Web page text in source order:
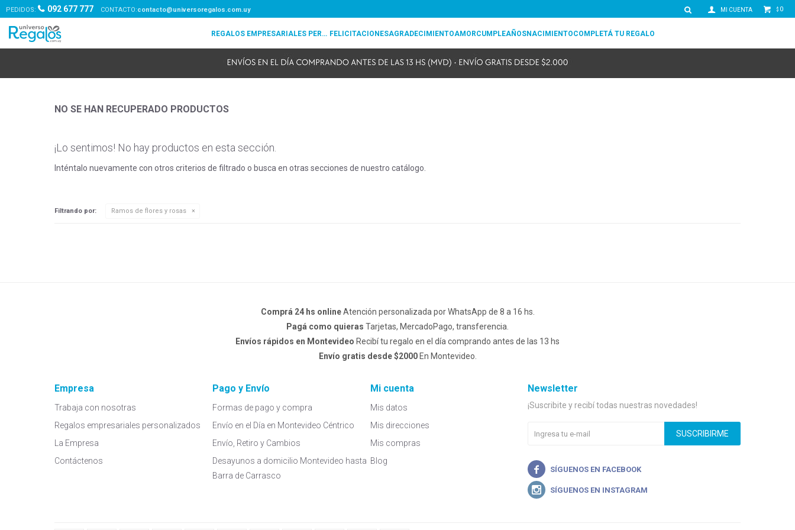
REGALOS EMPRESARIALES PERSONALIZADOS FELICITACIONESAGRADECIMIENTOAMORCUMPLEAÑOSNACIMIENTOCOMPLETÁ TU REGALO
$ 0
PEDIDOS: 092 677 777 contacto@universoregalos.com.uy
NO SE HAN RECUPERADO PRODUCTOS
¡Lo sentimos! No hay productos en esta sección.
Inténtalo nuevamente con otros criterios de filtrado o busca en otras secciones de nuestro catálogo.
Filtrando por: Ramos de flores y rosas
Comprá 24 hs onlineAtención personalizada por WhatsApp de 8 a 16 hs.
Pagá como quieras Tarjetas, MercadoPago, transferencia.
Envíos rápidos en Montevideo Recibí tu regalo en el día comprando antes de las 13 hs
Envío gratis desde $2000En Montevideo.
Empresa
Trabaja con nosotras
Regalos empresariales personalizados
La Empresa
Contáctenos
Pago y Envío
Formas de pago y compra
Envío en el Día en Montevideo Céntrico
Envío, Retiro y Cambios
Desayunos a domicilio Montevideo hasta
Barra de Carrasco
Mi cuenta
Mis datos
Mis direcciones
Mis compras
Blog
Newsletter
¡Suscribite y recibí todas nuestras novedades!
SUSCRIBIRME

